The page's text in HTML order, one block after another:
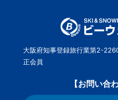
大阪府知事登録旅行業第2-
正会員
【お問い合